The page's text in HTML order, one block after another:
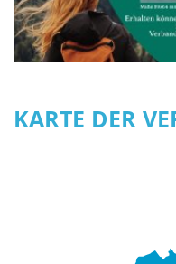
KARTE DER